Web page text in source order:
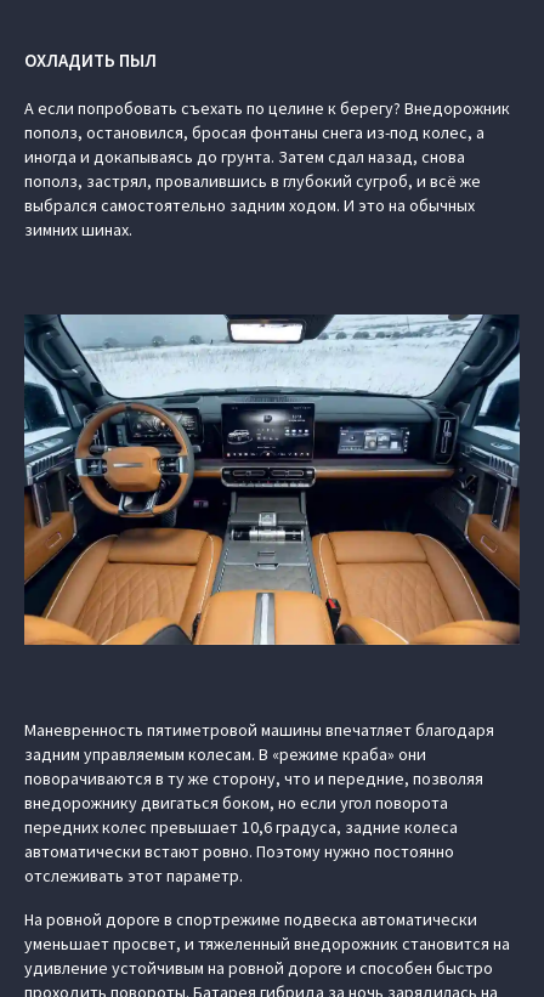
ОХЛАДИТЬ ПЫЛ
А если попробовать съехать по целине к берегу? Внедорожник
пополз, остановился, бросая фонтаны снега из-под колес, а
иногда и докапываясь до грунта. Затем сдал назад, снова
пополз, застрял, провалившись в глубокий сугроб, и всё же
выбрался самостоятельно задним ходом. И это на обычных
зимних шинах.
Маневренность пятиметровой машины впечатляет благодаря
задним управляемым колесам. В «режиме краба» они
поворачиваются в ту же сторону, что и передние, позволяя
внедорожнику двигаться боком, но если угол поворота
передних колес превышает 10,6 градуса, задние колеса
автоматически встают ровно. Поэтому нужно постоянно
отслеживать этот параметр.
На ровной дороге в спортрежиме подвеска автоматически
уменьшает просвет, и тяжеленный внедорожник становится на
удивление устойчивым на ровной дороге и способен быстро
проходить повороты. Батарея гибрида за ночь зарядилась на